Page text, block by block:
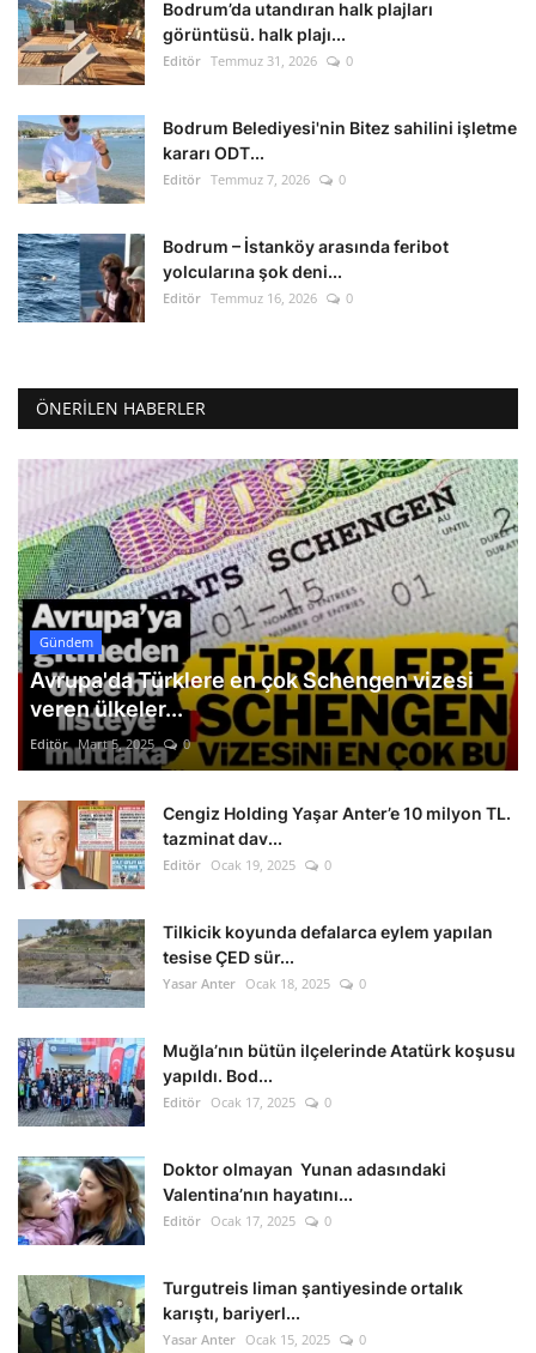
Bodrum’da utandıran halk plajları
görüntüsü. halk plajı...
Editör Temmuz 31, 2026 0
Bodrum Belediyesi'nin Bitez sahilini işletme
kararı ODT...
Editör Temmuz 7, 2026 0
Bodrum – İstanköy arasında feribot
yolcularına şok deni...
Editör Temmuz 16, 2026 0
ÖNERILEN HABERLER
Gündem
Avrupa'da Türklere en çok Schengen vizesi
veren ülkeler...
Editör Mart 5, 2025 0
Cengiz Holding Yaşar Anter’e 10 milyon TL.
tazminat dav...
Editör Ocak 19, 2025 0
Tilkicik koyunda defalarca eylem yapılan
tesise ÇED sür...
Yasar Anter Ocak 18, 2025 0
Muğla’nın bütün ilçelerinde Atatürk koşusu
yapıldı. Bod...
Editör Ocak 17, 2025 0
Doktor olmayan Yunan adasındaki
Valentina’nın hayatını...
Editör Ocak 17, 2025 0
Turgutreis liman şantiyesinde ortalık
karıştı, bariyerl...
Yasar Anter Ocak 15, 2025 0